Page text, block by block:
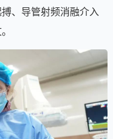
、导管射频消融介入